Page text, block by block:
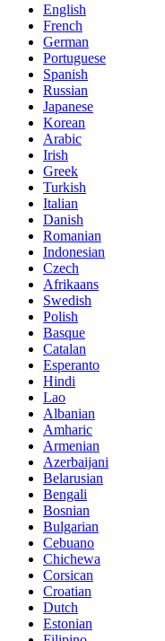
English
French
German
Portuguese
Spanish
Russian
Japanese
Korean
Arabic
Irish
Greek
Turkish
Italian
Danish
Romanian
Indonesian
Czech
Afrikaans
Swedish
Polish
Basque
Catalan
Esperanto
Hindi
Lao
Albanian
Amharic
Armenian
Azerbaijani
Belarusian
Bengali
Bosnian
Bulgarian
Cebuano
Chichewa
Corsican
Croatian
Dutch
Estonian